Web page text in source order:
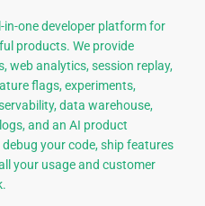
in-one developer platform for
products. We provide
web analytics, session replay,
flags, experiments,
data warehouse,
and an AI product
your code, ship features
your usage and customer